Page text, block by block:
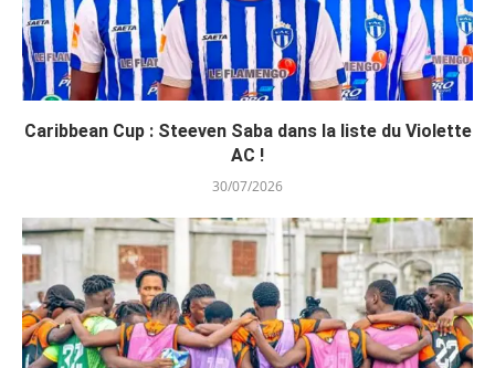
Caribbean Cup : Steeven Saba dans la liste du Violette
AC !
30/07/2026